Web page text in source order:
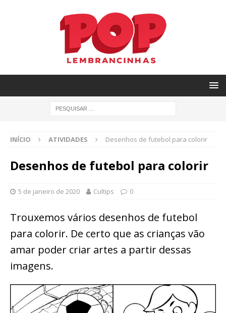
INÍCIO ATIVIDADES Desenhos de futebol para colorir
Desenhos de futebol para colorir
5 de janeiro de 2020 Cultips 0
Trouxemos vários desenhos de futebol
para colorir. De certo que as crianças vão
amar poder criar artes a partir dessas
imagens.